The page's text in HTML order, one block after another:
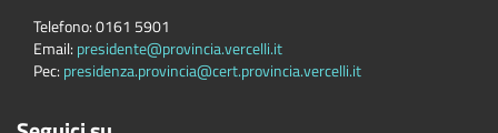
Telefono:0161 5901
Email: presidente@provincia.vercelli.it
Pec: presidenza.provincia@cert.provincia.vercelli.it